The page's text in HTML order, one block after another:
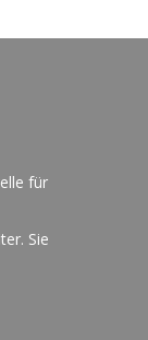
für
Sie